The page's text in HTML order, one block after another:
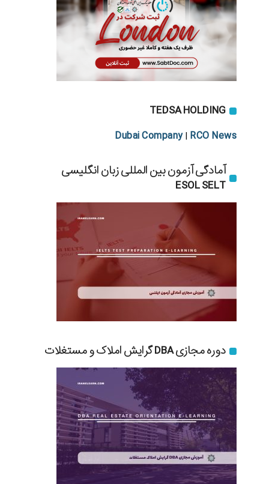
TEDSA HOLDING
Dubai Company| RCO News
آمادگی آزمون بین المللی زبان انگلیسی
ESOL SELT
دوره مجازی DBA گرایش املاک و مستغلات